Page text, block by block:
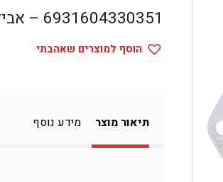
6931604330351 – אביזרי באק טו סקול
הוסף למוצרים שאהבתי
תיאור מוצר מידע נוסף